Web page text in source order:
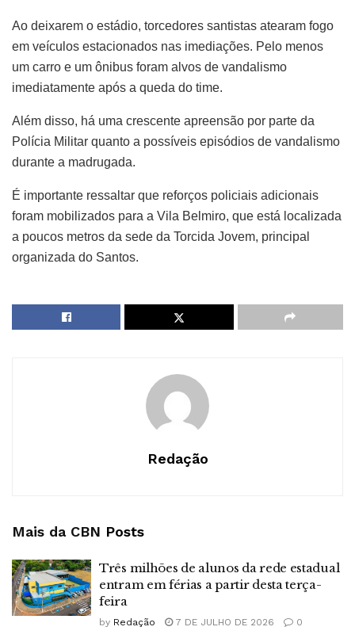
Ao deixarem o estádio, torcedores santistas atearam fogo
em veículos estacionados nas imediações. Pelo menos
um carro e um ônibus foram alvos de vandalismo
imediatamente após a queda do time.
Além disso, há uma crescente apreensão por parte da
Polícia Militar quanto a possíveis episódios de vandalismo
durante a madrugada.
É importante ressaltar que reforços policiais adicionais
foram mobilizados para a Vila Belmiro, que está localizada
a poucos metros da sede da Torcida Jovem, principal
organizada do Santos.
Redação
Mais da CBN Posts
Três milhões de alunos da rede estadual
entram em férias a partir desta terça-
feira
by Redação 7 DE JULHO DE 2026 0